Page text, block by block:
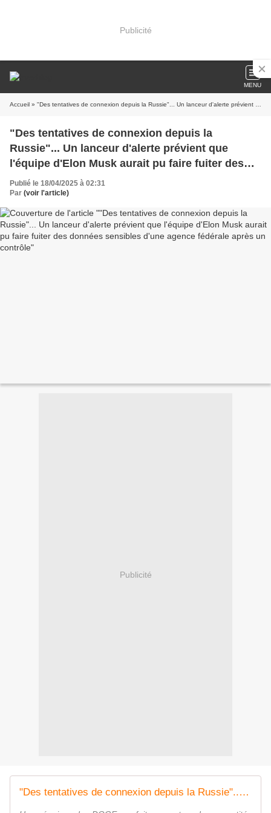
Publicité
MENU
Accueil » "Des tentatives de connexion depuis la Russie"... Un lanceur d'alerte prévient que l'équipe d'Elon Musk aurait pu faire fuiter des données sensibles d'une agence fédérale après un contrôle
"Des tentatives de connexion depuis la
Russie"... Un lanceur d'alerte prévient que
l'équipe d'Elon Musk aurait pu faire fuiter des
données sensibles d'une agence fédérale après
un contrôle
Publié le 18/04/2025 à 02:31
Par (voir l'article)
Publicité
"Des tentatives de connexion depuis la Russie"... Un lanceur d'alerte prévient que l'équipe d'Elon Musk aurait pu faire fuiter des données sensibles d'une agence fédérale après un contrôle